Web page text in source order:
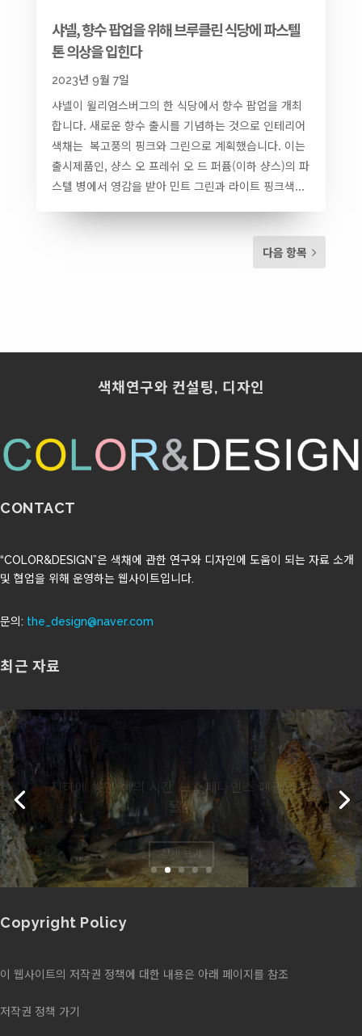
샤넬, 향수 팝업을 위해 브루클린 식당에 파스텔
톤 의상을 입힌다
2023년 9월 7일
샤넬이 윌리엄스버그의 한 식당에서 향수 팝업을 개최
합니다. 새로운 향수 출시를 기념하는 것으로 인테리어
색채는 복고풍의 핑크와 그린으로 계획했습니다. 이는
출시제품인, 샹스 오 프레쉬 오 드 퍼퓸(이하 샹스)의 파
스텔 병에서 영감을 받아 민트 그린과 라이트 핑크색...
다음 항목
색채연구와 컨설팅, 디자인
CONTACT
“COLOR&DESIGN”은 색채에 관한 연구와 디자인에 도움이 되는 자료 소개
및 협업을 위해 운영하는 웹사이트입니다.
문의: the_design@naver.com
최근 자료
지하에 쌓인 색의 시간: 노스페나인스 폐광의 광
물색
상세 보기
Copyright Policy
이 웹사이트의 저작권 정책에 대한 내용은 아래 페이지를 참조
저작권 정책 가기